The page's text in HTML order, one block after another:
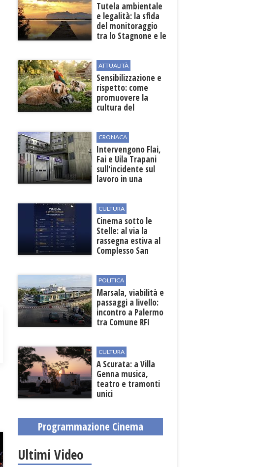
Tutela ambientale
e legalità: la sfida
del monitoraggio
tra lo Stagnone e le
ATTUALITÀ
Sensibilizzazione e
rispetto: come
promuovere la
cultura del
82/2025
CRONACA
Intervengono Flai,
Fai e Uila Trapani
sull'incidente sul
lavoro in una
CULTURA
Cinema sotto le
Stelle: al via la
rassegna estiva al
Complesso San
POLITICA
Marsala, viabilità e
passaggi a livello:
incontro a Palermo
tra Comune RFI
CULTURA
A Scurata: a Villa
Genna musica,
teatro e tramonti
unici
Programmazione Cinema
Ultimi Video